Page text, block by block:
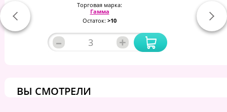
Торговая марка:
Гамма
Остаток: >10
– +
ВЫ СМОТРЕЛИ